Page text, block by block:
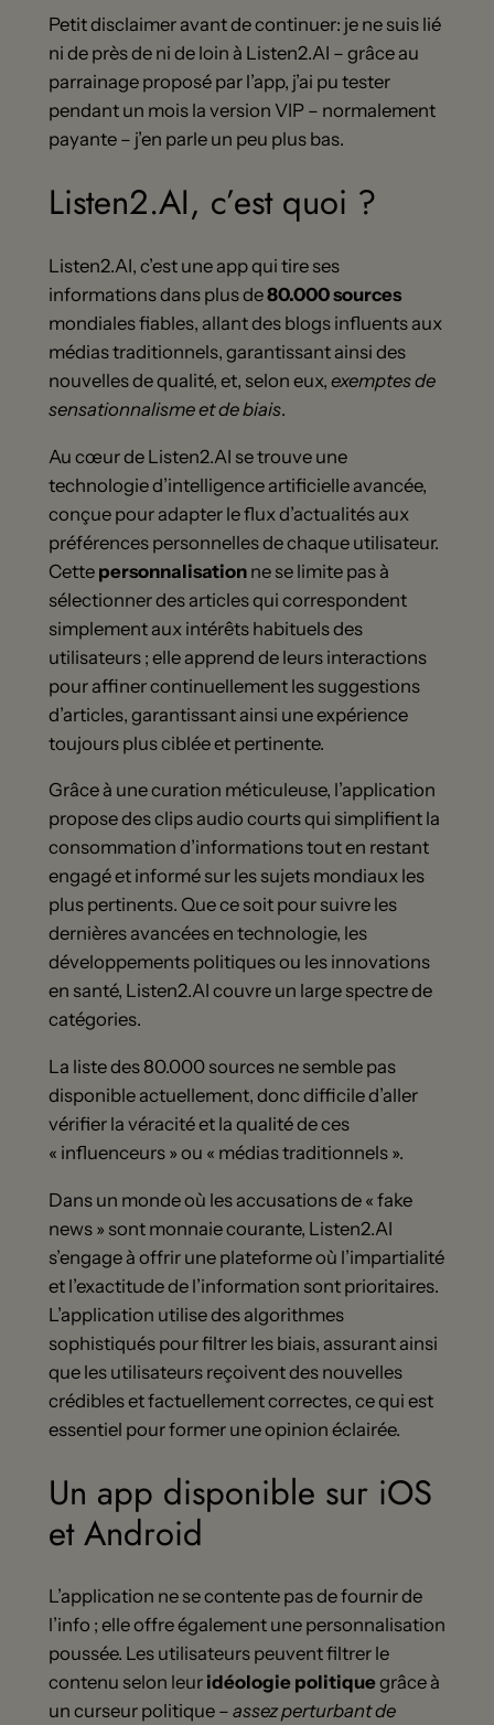
Petit disclaimer avant de continuer: je ne suis lié
ni de près de ni de loin à Listen2.AI – grâce au
parrainage proposé par l’app, j’ai pu tester
pendant un mois la version VIP – normalement
payante – j’en parle un peu plus bas.
Listen2.AI, c’est quoi ?
Listen2.AI, c’est une app qui tire ses
informations dans plus de80.000 sources
mondiales fiables, allant des blogs influents aux
médias traditionnels, garantissant ainsi des
nouvelles de qualité, et, selon eux, exemptes de
sensationnalisme et de biais.
Au cœur de Listen2.AI se trouve une
technologie d’intelligence artificielle avancée,
conçue pour adapter le flux d’actualités aux
préférences personnelles de chaque utilisateur.
Cette personnalisationne se limite pas à
sélectionner des articles qui correspondent
simplement aux intérêts habituels des
utilisateurs ; elle apprend de leurs interactions
pour affiner continuellement les suggestions
d’articles, garantissant ainsi une expérience
toujours plus ciblée et pertinente.
Grâce à une curation méticuleuse, l’application
propose des clips audio courts qui simplifient la
consommation d’informations tout en restant
engagé et informé sur les sujets mondiaux les
plus pertinents. Que ce soit pour suivre les
dernières avancées en technologie, les
développements politiques ou les innovations
en santé, Listen2.AI couvre un large spectre de
catégories.
La liste des 80.000 sources ne semble pas
disponible actuellement, donc difficile d’aller
vérifier la véracité et la qualité de ces
« influenceurs » ou « médias traditionnels ».
Dans un monde où les accusations de « fake
news » sont monnaie courante, Listen2.AI
s’engage à offrir une plateforme où l’impartialité
et l’exactitude de l’information sont prioritaires.
L’application utilise des algorithmes
sophistiqués pour filtrer les biais, assurant ainsi
que les utilisateurs reçoivent des nouvelles
crédibles et factuellement correctes, ce qui est
essentiel pour former une opinion éclairée.
Un app disponible sur iOS
et Android
L’application ne se contente pas de fournir de
l’info ; elle offre également une personnalisation
poussée. Les utilisateurs peuvent filtrer le
contenu selon leur idéologie politiquegrâce à
un curseur politique – assez perturbant de